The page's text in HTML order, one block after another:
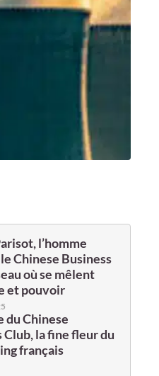
l’homme
Chinese Business
où se mêlent
et pouvoir
du Chinese
Club, la fine fleur du
français